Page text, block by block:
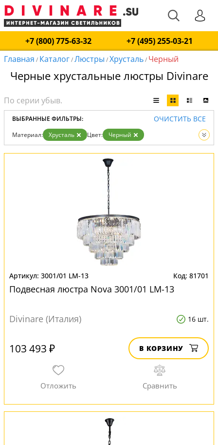
+7 (800) 775-63-32
+7 (495) 255-03-21
Главная / Каталог/Люстры /Хрусталь/ Черный
Черные хрустальные люстры Divinare
ВЫБРАННЫЕ ФИЛЬТРЫ: ОЧИСТИТЬ ВСЕ
Материал: Хрусталь Цвет:
Черный
Вид:
Люстры
3001/01 LM-13 81701
Подвесная люстра Nova 3001/01 LM-13
Divinare (Италия) 16 шт.
103 493 ₽ В КОРЗИНУ